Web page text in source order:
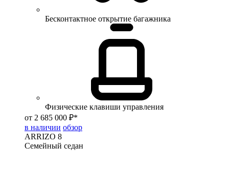
Бесконтактное открытие багажника
Физические клавиши управления
от 2 685 000 ₽*
в наличии обзор
ARRIZO 8
Семейный седан